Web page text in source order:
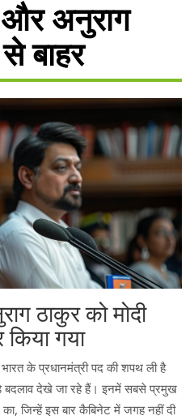
और अनुराग
बाहर
ठाकुर को मोदी
गया
भारत के प्रधानमंत्री पद की शपथ ली है
देखे जा रहे हैं। इनमें सबसे प्रमुख
जिन्हें इस बार कैबिनेट में जगह नहीं दी